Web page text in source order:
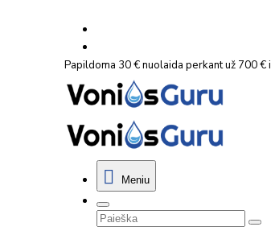
Papildoma 30 € nuolaida perkant už 700 €
Meniu